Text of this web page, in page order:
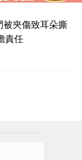
被夾傷致耳朵撕
責任